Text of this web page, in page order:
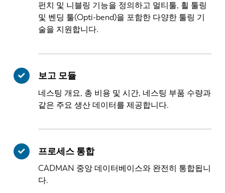
펀치 및 니블링 기능을 정의하고 멀티툴, 휠 툴링
및 벤딩 툴(Opti-bend)을 포함한 다양한 툴링 기
술을 지원합니다.
보고 모듈
네스팅 개요, 총 비용 및 시간, 네스팅 부품 수량과
같은 주요 생산 데이터를 제공합니다.
프로세스 통합
CADMAN 중앙 데이터베이스와 완전히 통합됩니
다.